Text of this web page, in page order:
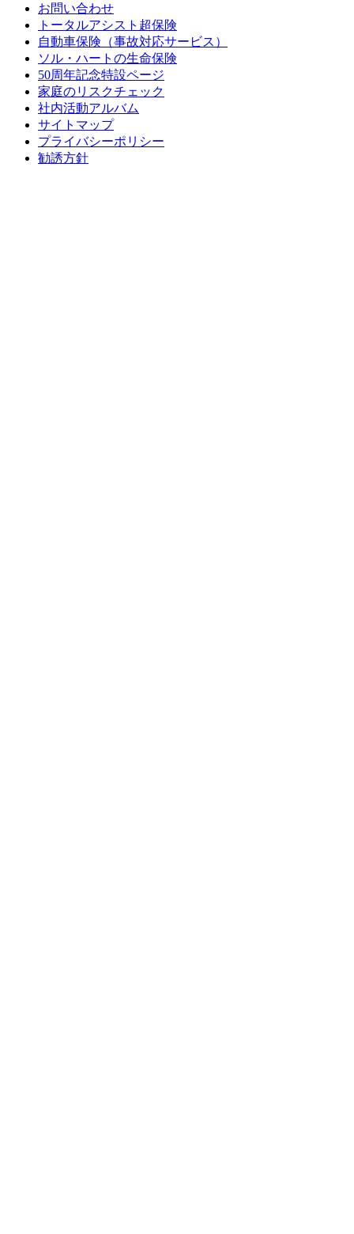
お問い合わせ
トータルアシスト超保険
自動車保険（事故対応サービス）
ソル・ハートの生命保険
50周年記念特設ページ
家庭のリスクチェック
社内活動アルバム
サイトマップ
プライバシーポリシー
勧誘方針